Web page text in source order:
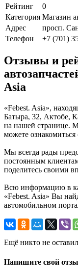
Рейтинг
0
Категория Магазин
Адрес
просп.
Телефон
+7 (701)
Отзывы и
Asia
«Febest. Asia»,
Батыра, 32, Актобе,
на нашей странице.
можете
Мы всегда рады
постоянным
поделитесь своими
Всю информацию в
«Febest. Asia» Вы
автомобильном
Ещё никто не
Напишите свой